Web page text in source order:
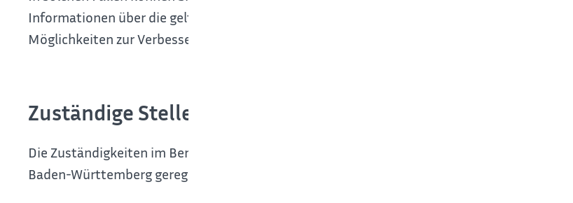
Informationen über die geltenden gesetzlichen Regelungen zum Schutz vor Lärm oder
Möglichkeiten zur Verbesserung der Situation.
Zuständige Stelle
Die Zuständigkeiten im Bereich Immissionsschutz sind in der Immissionsschutz-
Baden-Württemberg geregelt.